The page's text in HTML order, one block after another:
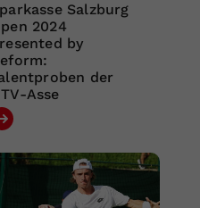
Salzburg
2024
by
der
Asse